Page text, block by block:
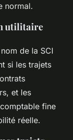
normal.
utilitaire
de la SCI
si les trajets
et les
fine
réelle.